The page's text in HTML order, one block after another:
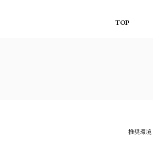
TOP
推奨環境